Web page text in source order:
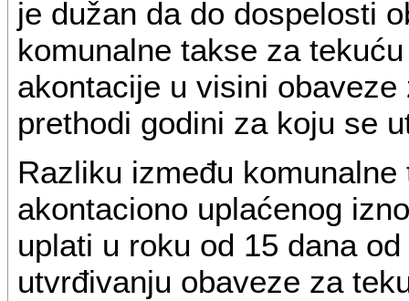
je dužan da do dospelosti
komunalne takse za
akontacije u visini
prethodi godini za koju se
Razliku između
akontaciono uplaćenog
uplati u roku od 15 dana
utvrđivanju obaveze za